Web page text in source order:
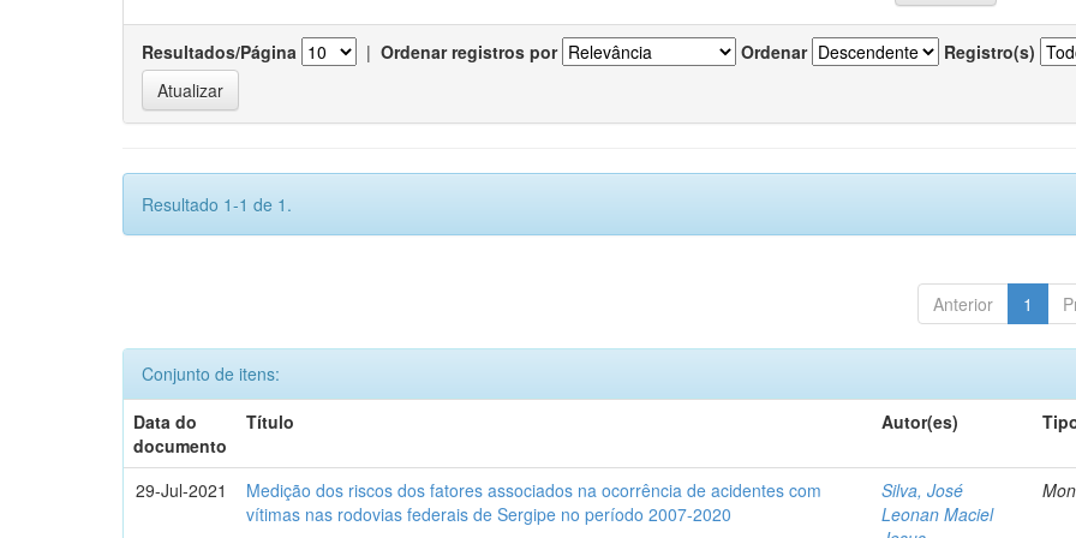
Resultados/Página | Ordenar registros por Ordenar Registro(s)
Resultado 1-1 de 1.
Anterior 1
Conjunto de itens:
Data do
documento
Título Autor(es)
29-Jul-2021
Medição dos riscos dos fatores associados na ocorrência de acidentes com
vítimas nas rodovias federais de Sergipe no período 2007-2020
Silva, José
Leonan Maciel